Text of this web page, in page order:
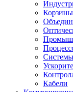
Кабели